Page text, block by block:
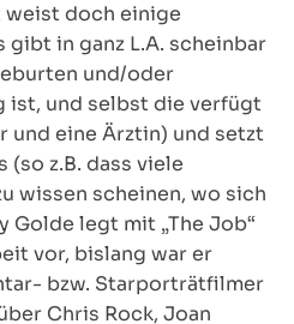
weist doch einige
in ganz L.A. scheinbar
und/oder
ist, und selbst die verfügt
und eine Ärztin) und setzt
z.B. dass viele
wissen scheinen, wo sich
Golde legt mit „The Job“
vor, bislang war er
bzw. Starporträtfilmer
Chris Rock, Joan